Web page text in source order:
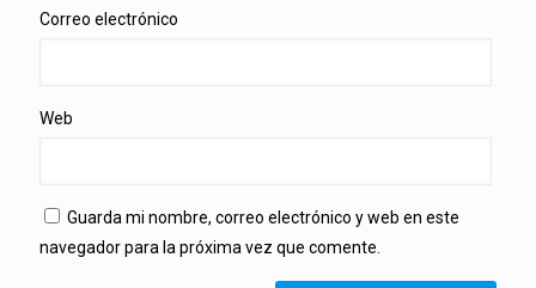
Correo electrónico
Web
Guarda mi nombre, correo electrónico y web en este
navegador para la próxima vez que comente.